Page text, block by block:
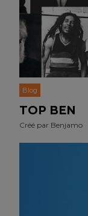
Blog
TOP BEN
Créé par Benjamo